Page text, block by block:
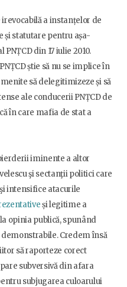
a instanțelor de
și statutare pentru așa-
din 17 iulie 2010.
știe să nu se implice în
să delegitimizeze și să
ale conducerii PNȚCD de
în care mafia de stat a
iminente a altor
şi sectanţii politici care
intensifice atacurile
și legitime a
opinia publică, spunând
Credem însă
să raporteze corect
subversivă din afara
subjugarea culoarului